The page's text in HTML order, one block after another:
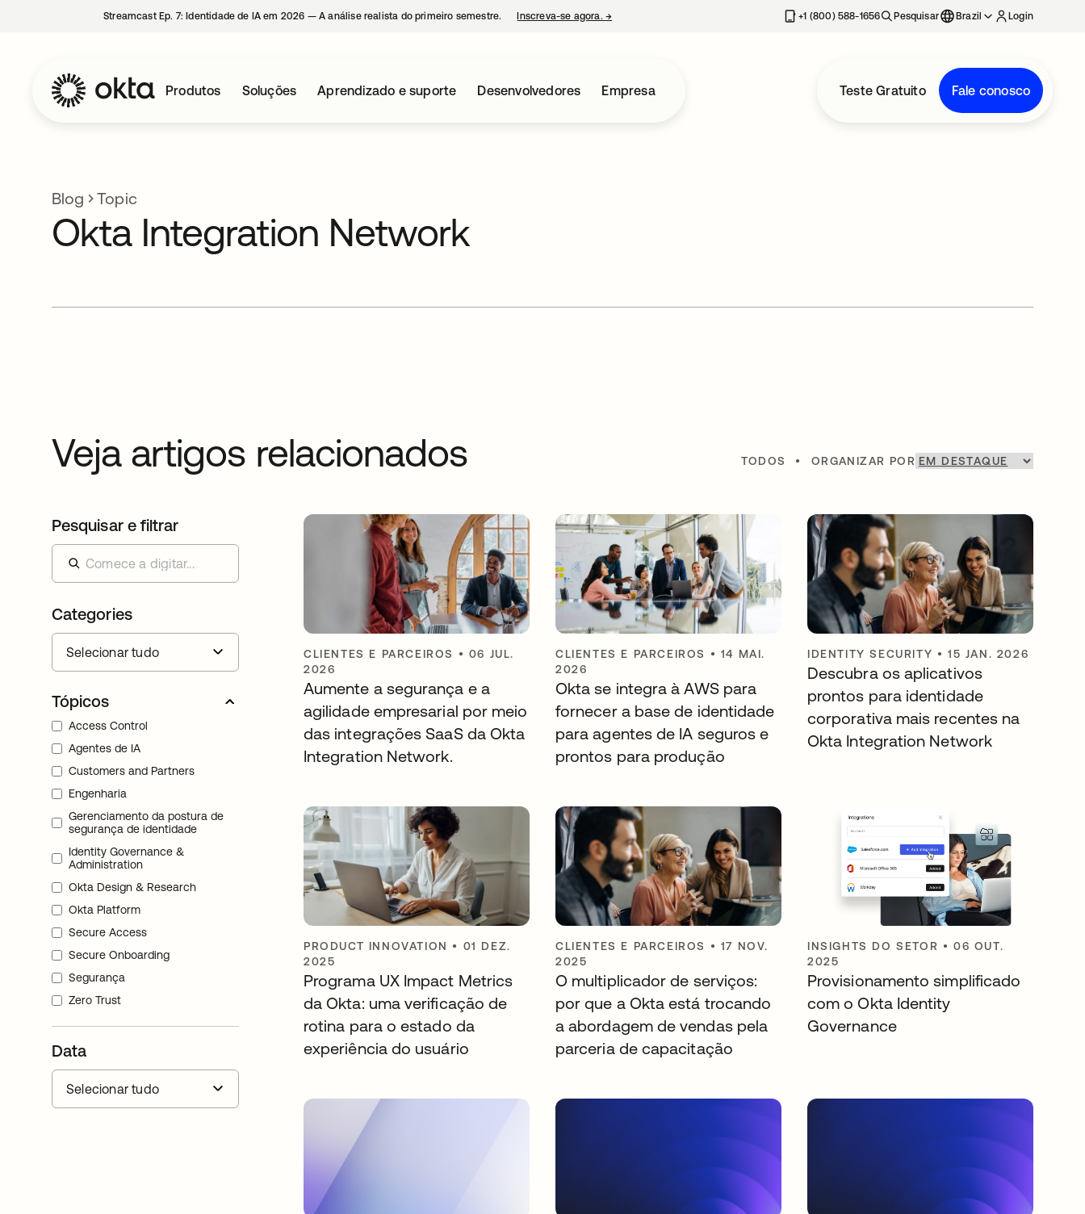
Streamcast Ep. 7: Identidade de IA em 2026 — A análise realista do primeiro semestre. Inscreva-se agora. → +1 (800) 588-1656 Pesquisar Brazil Login
Produtos Soluções Aprendizado e suporte Desenvolvedores Empresa Teste Gratuito Fale conosco
Blog Topic
Okta Integration Network
Veja artigos relacionados TODOS • ORGANIZAR POR
Pesquisar e filtrar
Categories
Tópicos
Access Control
Agentes de IA
Customers and Partners
Engenharia
Gerenciamento da postura de
segurança de identidade
Identity Governance &
Administration
Okta Design & Research
Okta Platform
Secure Access
Secure Onboarding
Segurança
Zero Trust
Data
CLIENTES E PARCEIROS • 06 JUL.
2026
Aumente a segurança e a
agilidade empresarial por meio
das integrações SaaS da Okta
Integration Network.
CLIENTES E PARCEIROS • 14 MAI.
2026
Okta se integra à AWS para
fornecer a base de identidade
para agentes de IA seguros e
prontos para produção
IDENTITY SECURITY •15 JAN. 2026
Descubra os aplicativos
prontos para identidade
corporativa mais recentes na
Okta Integration Network
PRODUCT INNOVATION • 01 DEZ.
2025
Programa UX Impact Metrics
da Okta: uma verificação de
rotina para o estado da
experiência do usuário
CLIENTES E PARCEIROS • 17 NOV.
2025
O multiplicador de serviços:
por que a Okta está trocando
a abordagem de vendas pela
parceria de capacitação
INSIGHTS DO SETOR •06 OUT.
2025
Provisionamento simplificado
com o Okta Identity
Governance